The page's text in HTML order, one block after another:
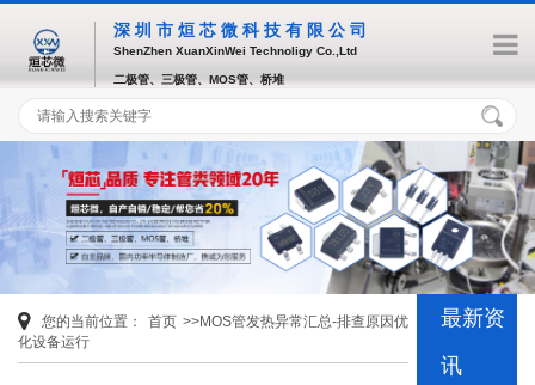
深圳市烜芯微科技有限公司
ShenZhen XuanXinWei Technoligy Co.,Ltd
二极管、三极管、MOS管、桥堆
您的当前位置： 首页 >>MOS管发热异常汇总-排查原因优
化设备运行
最新资
讯